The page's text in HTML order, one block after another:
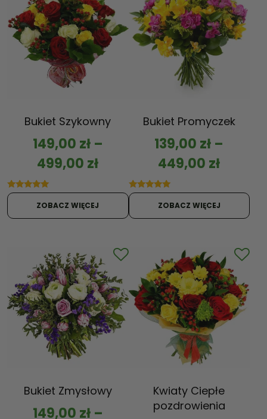
Bukiet Szykowny
149,00 zł–
499,00 zł
ZOBACZ WIĘCEJ
Bukiet Promyczek
139,00 zł –
449,00 zł
ZOBACZ WIĘCEJ
Bukiet Zmysłowy
149,00 zł–
Kwiaty Ciepłe
pozdrowienia